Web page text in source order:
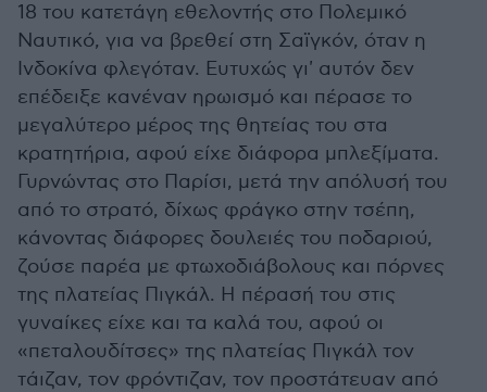
18 του κατετάγη εθελοντής στο Πολεμικό
Ναυτικό, για να βρεθεί στη Σαϊγκόν, όταν η
Ινδοκίνα φλεγόταν. Ευτυχώς γι' αυτόν δεν
επέδειξε κανέναν ηρωισμό και πέρασε το
μεγαλύτερο μέρος της θητείας του στα
κρατητήρια, αφού είχε διάφορα μπλεξίματα.
Γυρνώντας στο Παρίσι, μετά την απόλυσή του
από το στρατό, δίχως φράγκο στην τσέπη,
κάνοντας διάφορες δουλειές του ποδαριού,
ζούσε παρέα με φτωχοδιάβολους και πόρνες
της πλατείας Πιγκάλ. Η πέρασή του στις
γυναίκες είχε και τα καλά του, αφού οι
«πεταλουδίτσες» της πλατείας Πιγκάλ τον
τάιζαν, τον φρόντιζαν, τον προστάτευαν από